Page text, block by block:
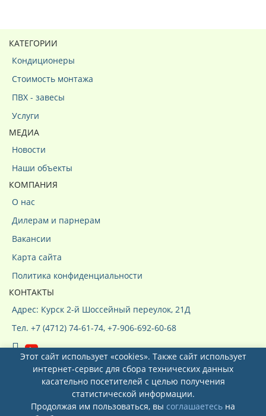
КАТЕГОРИИ
Кондиционеры
Стоимость монтажа
ПВХ - завесы
Услуги
МЕДИА
Новости
Наши объекты
КОМПАНИЯ
О нас
Дилерам и парнерам
Вакансии
Карта сайта
Политика конфиденциальности
КОНТАКТЫ
Адрес: Курск 2-й Шоссейный переулок, 21Д
Тел. +7 (4712) 74-61-74, +7-906-692-60-68
Системы кондиционирования ООО
Этот сайт использует «cookies». Также сайт использует
интернет-сервис для сбора технических данных
касательно посетителей с целью получения
статистической информации.
Продолжая им пользоваться, вы соглашаетесь на